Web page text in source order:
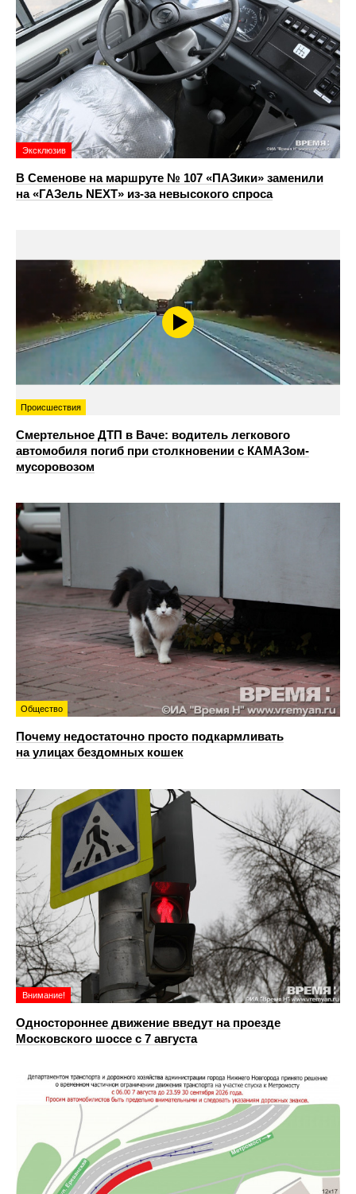
Эксклюзив
В Семенове на маршруте № 107 «ПАЗики» заменили
на «ГАЗель NEXT» из‑за невысокого спроса
Происшествия
Смертельное ДТП в Ваче: водитель легкового
автомобиля погиб при столкновении с КАМАЗом-
мусоровозом
Общество
Почему недостаточно просто подкармливать
на улицах бездомных кошек
Внимание!
Одностороннее движение введут на проезде
Московского шоссе с 7 августа